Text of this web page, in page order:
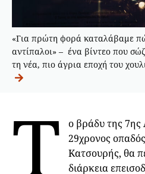
«Για πρώτη φορά καταλάβαμε
αντίπαλοι» – ένα βίντεο που
τη νέα, πιο άγρια εποχή του
Τ
ο βράδυ της 7ης
29χρονος
Κατσουρής, θα
διάρκεια